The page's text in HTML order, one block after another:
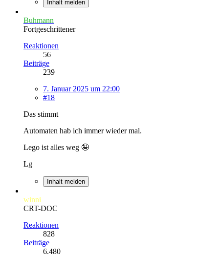
Inhalt melden
Buhmann
Fortgeschrittener
Reaktionen
56
Beiträge
239
7. Januar 2025 um 22:00
#18
Das stimmt
Automaten hab ich immer wieder mal.
Lego ist alles weg 🤪
Lg
Inhalt melden
winni
CRT-DOC
Reaktionen
828
Beiträge
6.480